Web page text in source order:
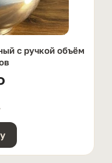
с ручкой oбъём